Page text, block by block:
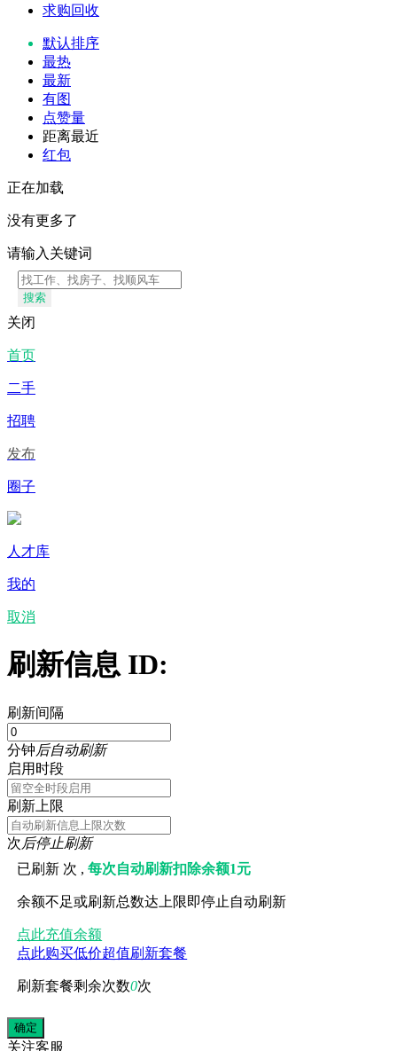
求购回收
默认排序
最热
最新
有图
点赞量
距离最近
红包
正在加载
没有更多了
请输入关键词
搜索
关闭
首页
二手
招聘
发布
圈子
人才库
我的
取消
刷新信息 ID:
刷新间隔
分钟后自动刷新
启用时段
刷新上限
次后停止刷新
已刷新 次 ,每次自动刷新扣除余额1元
余额不足或刷新总数达上限即停止自动刷新
点此充值余额
点此购买低价超值刷新套餐
刷新套餐剩余次数0次
关注客服